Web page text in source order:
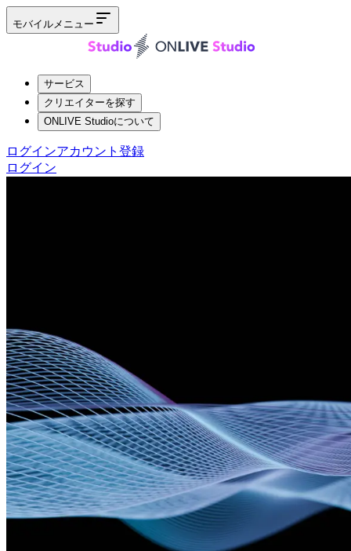
モバイルメニュー
サービス
クリエイターを探す
ONLIVE Studioについて
ログインアカウント登録
ログイン